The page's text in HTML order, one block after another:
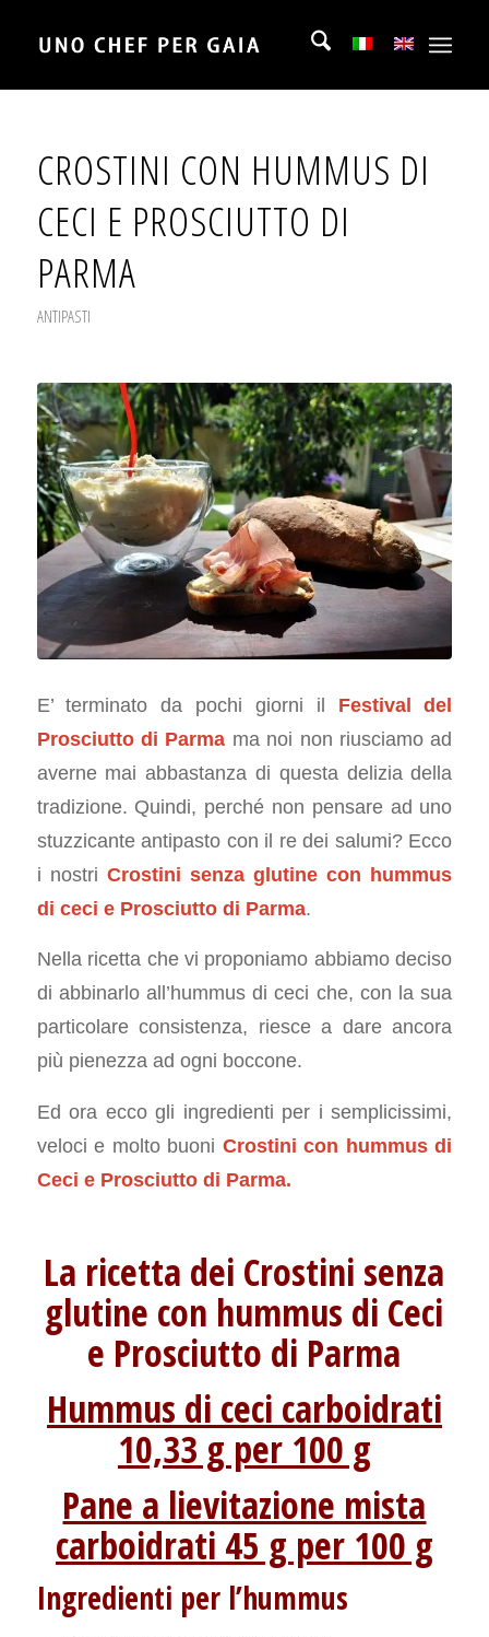
CROSTINI CON HUMMUS DI
CECI E PROSCIUTTO DI
PARMA
ANTIPASTI
E’ terminato da pochi giorni il Festival del
Prosciutto di Parma ma noi non riusciamo ad
averne mai abbastanza di questa delizia della
tradizione. Quindi, perché non pensare ad uno
stuzzicante antipasto con il re dei salumi? Ecco
i nostri Crostini senza glutine con hummus
di ceci e Prosciutto di Parma.
Nella ricetta che vi proponiamo abbiamo deciso
di abbinarlo all’hummus di ceci che, con la sua
particolare consistenza, riesce a dare ancora
più pienezza ad ogni boccone.
Ed ora ecco gli ingredienti per i semplicissimi,
veloci e molto buoni Crostini con hummus di
Ceci e Prosciutto di Parma.
La ricetta dei Crostini senza
glutine con hummus di Ceci
e Prosciutto di Parma
Hummus di ceci carboidrati
10,33 g per 100 g
Pane a lievitazione mista
carboidrati 45 g per 100 g
Ingredienti per l’hummus